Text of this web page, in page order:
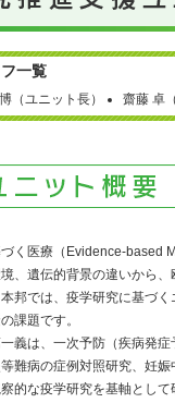
一覧
（ユニット長） 齋藤 卓
く医療（Evidence-based
、遺伝的背景の違いから
邦では、疫学研究に基づ
課題です。
義は、一次予防（疾病発
難病の症例対照研究、妊
的な疫学研究を基軸として